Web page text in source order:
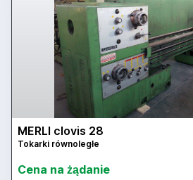
MERLI clovis 28
Tokarki równoległe
Cena na żądanie